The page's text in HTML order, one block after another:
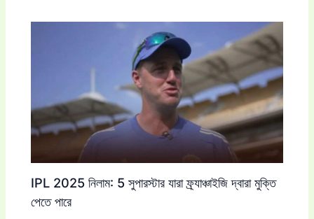
IPL 2025 নিলাম: 5 সুপারস্টার যারা ফ্র্যাঞ্চাইজি দ্বারা মুক্তি
পেতে পারে